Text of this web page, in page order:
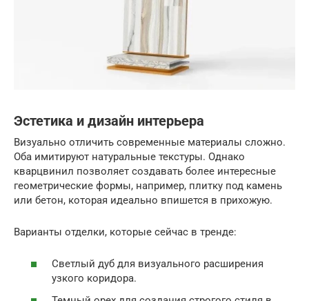
Эстетика и дизайн интерьера
Визуально отличить современные материалы сложно.
Оба имитируют натуральные текстуры. Однако
кварцвинил позволяет создавать более интересные
геометрические формы, например, плитку под камень
или бетон, которая идеально впишется в прихожую.
Варианты отделки, которые сейчас в тренде:
Светлый дуб для визуального расширения
узкого коридора.